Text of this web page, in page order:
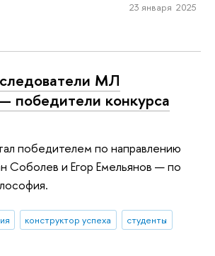
23 января 2025
МЛ
конкурса
победителем по направлению
Соболев и Егор Емельянов — по
конструктор успеха
студенты